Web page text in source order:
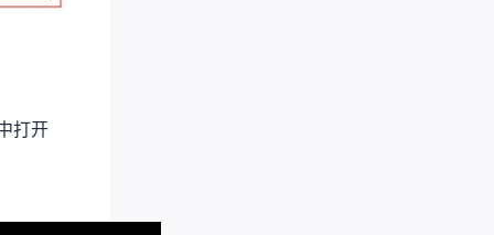
打开